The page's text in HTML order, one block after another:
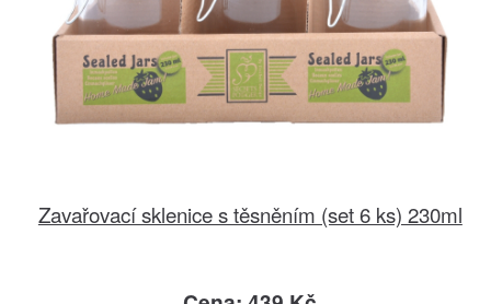
Zavařovací sklenice s těsněním (set 6 ks) 230ml